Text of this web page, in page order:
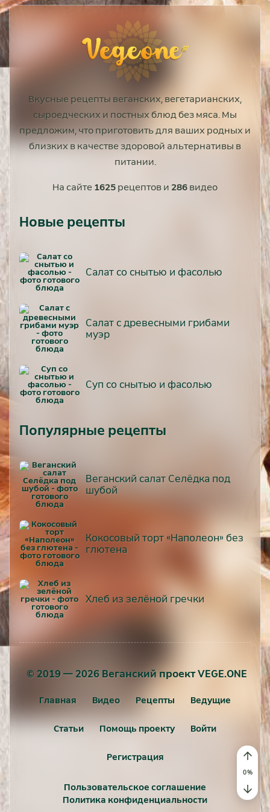
Вкусные рецепты веганских, вегетарианских,
сыроедческих и постных блюд без мяса. Мы
предложим, что приготовить для ваших родных и
близких в качестве здоровой альтернативы в
питании.
На сайте 1625 рецептов и 286 видео
Новые рецепты
Салат со снытью и фасолью
Салат с древесными грибами
муэр
Суп со снытью и фасолью
Популярные рецепты
Веганский салат Селёдка под
шубой
Кокосовый торт «Наполеон» без
глютена
Хлеб из зелёной гречки
© 2019 — 2026 Веганский проект VEGE.ONE
Главная Видео Рецепты Ведущие
Статьи Помощь проекту Войти
Регистрация
Пользовательское соглашение
Политика конфиденциальности